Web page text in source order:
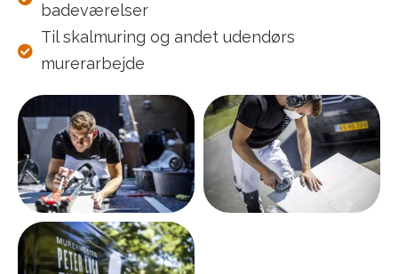
badeværelser
Til skalmuring og andet udendørs
murerarbejde